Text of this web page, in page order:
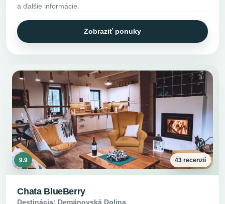
a ďalšie informácie.
Zobraziť ponuky
9.9 43 recenzií
Chata BlueBerry
Destinácia: Demänovská Dolina